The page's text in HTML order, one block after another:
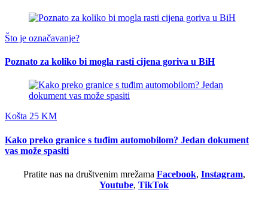
Što je označavanje?
Poznato za koliko bi mogla rasti cijena goriva u BiH
Košta 25 KM
Kako preko granice s tuđim automobilom? Jedan dokument
vas može spasiti
Pratite nas na društvenim mrežama Facebook, Instagram,
Youtube, TikTok